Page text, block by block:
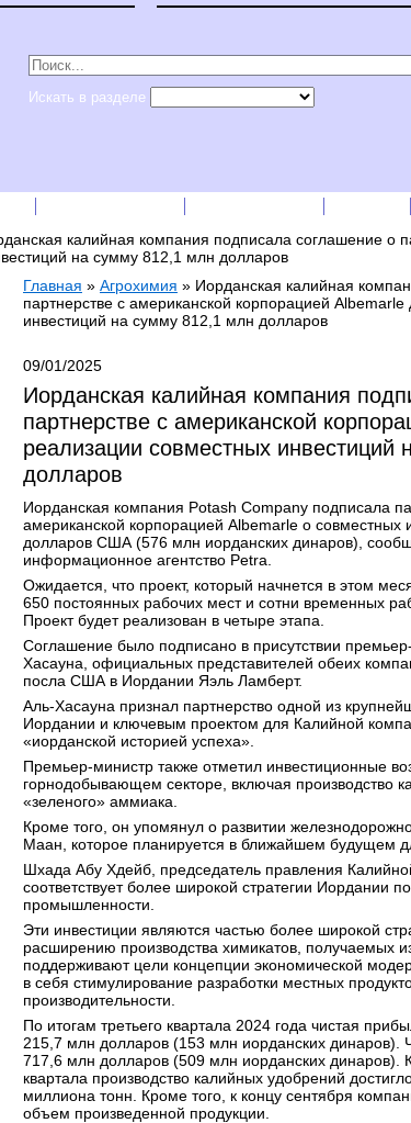
Искать в разделе
калийная компания подписала соглашение о
на сумму 812,1 млн долларов
Главная » Агрохимия » Иорданская калийная
партнерстве с американской корпорацией
инвестиций на сумму 812,1 млн долларов
09/01/2025
Иорданская калийная компания
партнерстве с американской
реализации совместных инвестиций
долларов
Иорданская компания Potash Company подписала
американской корпорацией Albemarle о совместных
долларов США (576 млн иорданских динаров),
информационное агентство Petra.
Ожидается, что проект, который начнется в этом
650 постоянных рабочих мест и сотни временных
Проект будет реализован в четыре этапа.
Соглашение было подписано в присутствии
Хасауна, официальных представителей обеих
посла США в Иордании Яэль Ламберт.
Аль-Хасауна признал партнерство одной из
Иордании и ключевым проектом для Калийной
«иорданской историей успеха».
Премьер-министр также отметил инвестиционные
горнодобывающем секторе, включая производство
«зеленого» аммиака.
Кроме того, он упомянул о развитии
Маан, которое планируется в ближайшем будущем
Шхада Абу Хдейб, председатель правления
соответствует более широкой стратегии Иордании
промышленности.
Эти инвестиции являются частью более широкой
расширению производства химикатов, получаемых
поддерживают цели концепции экономической
в себя стимулирование разработки местных
производительности.
По итогам третьего квартала 2024 года чистая
215,7 млн долларов (153 млн иорданских динаров).
717,6 млн долларов (509 млн иорданских динаров).
квартала производство калийных удобрений
миллиона тонн. Кроме того, к концу сентября
объем произведенной продукции.